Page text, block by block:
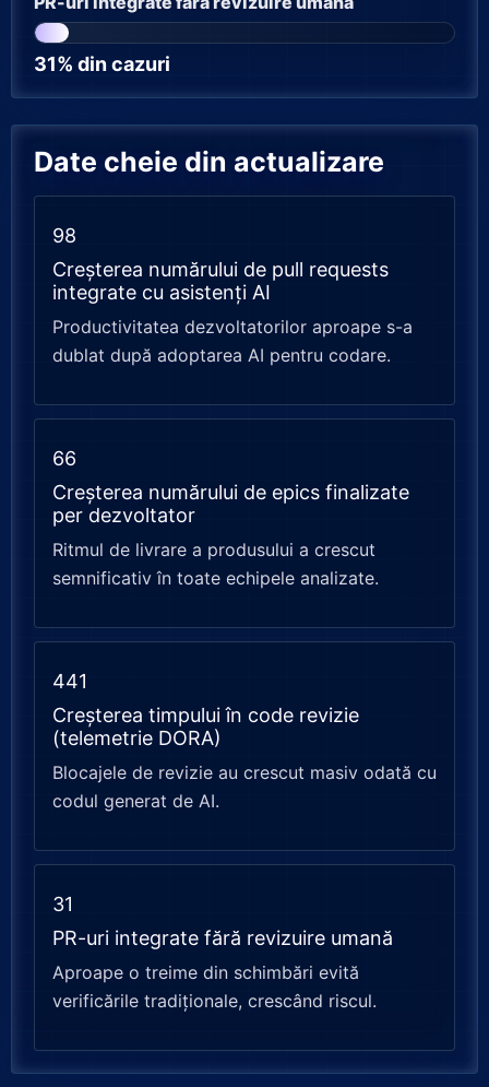
31% din cazuri
Date cheie din actualizare
98
Creșterea numărului de pull requests
integrate cu asistenți AI
Productivitatea dezvoltatorilor aproape s-a
dublat după adoptarea AI pentru codare.
66
Creșterea numărului de epics finalizate
per dezvoltator
Ritmul de livrare a produsului a crescut
semnificativ în toate echipele analizate.
441
Creșterea timpului în code revizie
(telemetrie DORA)
Blocajele de revizie au crescut masiv odată cu
codul generat de AI.
31
PR-uri integrate fără revizuire umană
Aproape o treime din schimbări evită
verificările tradiționale, crescând riscul.